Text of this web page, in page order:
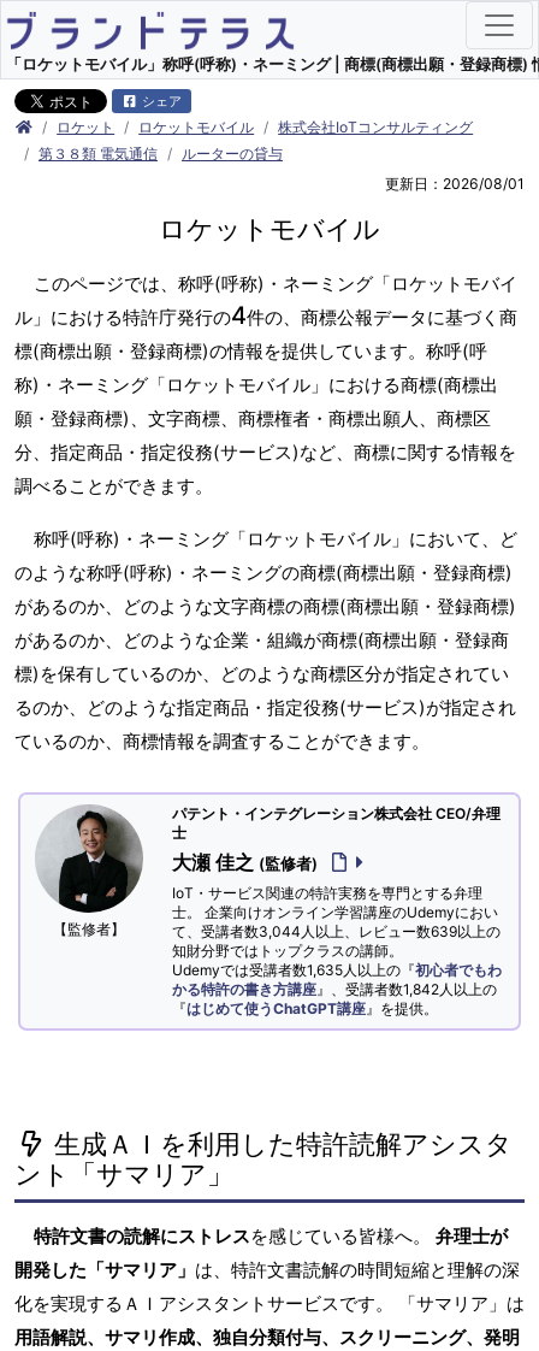
「ロケットモバイル」称呼(呼称)・ネーミング | 商標(商標出願・登録商標)
シェア
ロケット ロケットモバイル
株式会社IoTコンサルティング
第３８類 電気通信
ルーターの貸与
更新日：2026/08/01
ロケットモバイル
このページでは、称呼(呼称)・ネーミング「ロケットモバイ
ル」における特許庁発行の4件の、商標公報データに基づく商
標(商標出願・登録商標)の情報を提供しています。称呼(呼
称)・ネーミング「ロケットモバイル」における商標(商標出
願・登録商標)、文字商標、商標権者・商標出願人、商標区
分、指定商品・指定役務(サービス)など、商標に関する情報を
調べることができます。
称呼(呼称)・ネーミング「ロケットモバイル」において、ど
のような称呼(呼称)・ネーミングの商標(商標出願・登録商標)
があるのか、どのような文字商標の商標(商標出願・登録商標)
があるのか、どのような企業・組織が商標(商標出願・登録商
標)を保有しているのか、どのような商標区分が指定されてい
るのか、どのような指定商品・指定役務(サービス)が指定され
ているのか、商標情報を調査することができます。
【監修者】
パテント・インテグレーション株式会社 CEO/弁理
士
大瀬 佳之 (監修者)
IoT・サービス関連の特許実務を専門とする弁理
士。 企業向けオンライン学習講座のUdemyにおい
て、受講者数3,044人以上、レビュー数639以上の
知財分野ではトップクラスの講師。
Udemyでは受講者数1,635人以上の『初心者でもわ
かる特許の書き方講座 』、受講者数1,842人以上の
『はじめて使うChatGPT講座 』を提供。
生成ＡＩを利用した特許読解アシスタ
ント「サマリア」
特許文書の読解にストレスを感じている皆様へ。 弁理士が
開発した「サマリア」 は、特許文書読解の時間短縮と理解の深
化を実現するＡＩアシスタントサービスです。 「サマリア」は
用語解説、サマリ作成、独自分類付与、スクリーニング、発明